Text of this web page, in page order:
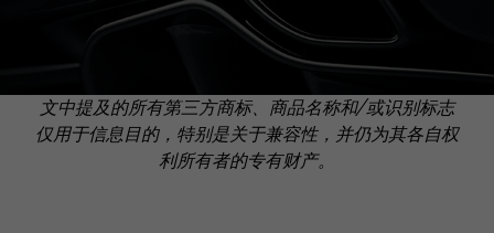
文中提及的所有第三方商标、商品名称和/或识别标志
仅用于信息目的，特别是关于兼容性，并仍为其各自权
利所有者的专有财产。